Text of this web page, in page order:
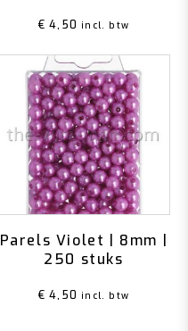
€ 4,50 incl. btw
Parels Violet | 8mm |
250 stuks
€ 4,50 incl. btw